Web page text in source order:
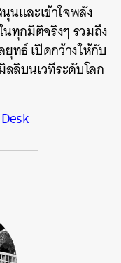
และเข้าใจพลัง
ทุกมิติจริงๆ รวมถึง
ทธ์ เปิดกว้างให้กับ
ลิบนเวทีระดับโลก